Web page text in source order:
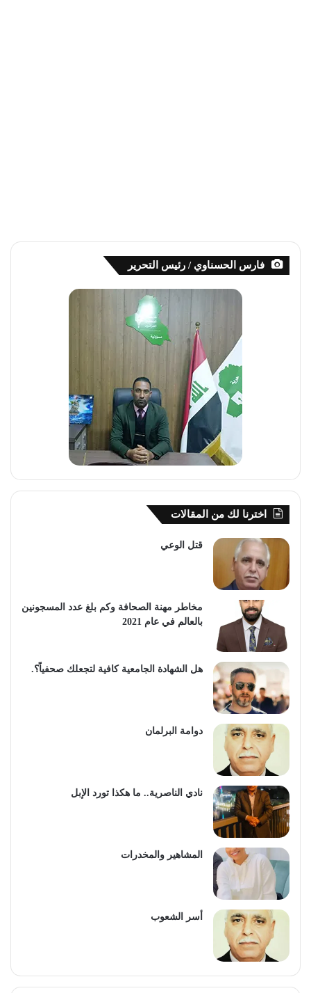
فارس الحسناوي / رئيس التحرير
اخترنا لك من المقالات
قتل الوعي
مخاطر مهنة الصحافة وكم بلغ عدد المسجونين
بالعالم في عام 2021
هل الشهادة الجامعية كافية لتجعلك صحفياً؟.
دوامة البرلمان
نادي الناصرية.. ما هكذا تورد الإبل
المشاهير والمخدرات
أسر الشعوب